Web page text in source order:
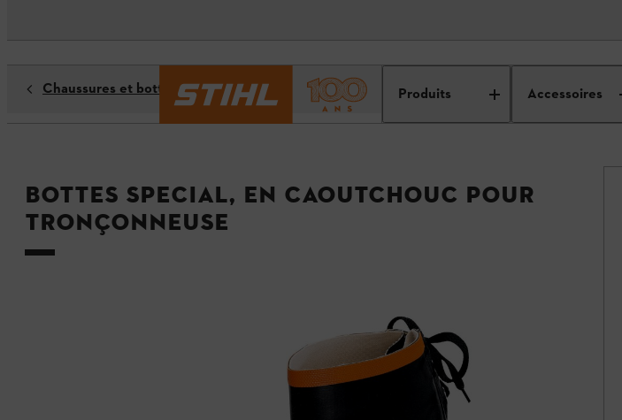
Produits Accessoires
Chaussures et bottes de travail
Bottes SPECIAL, en caoutchouc pour
tronçonneuse